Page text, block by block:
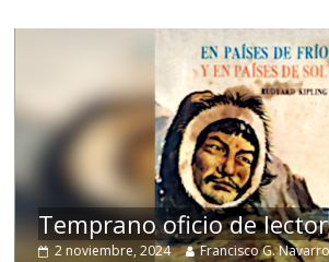
Temprano oficio de lector
2 noviembre, 2024 Francisco G. Navarro